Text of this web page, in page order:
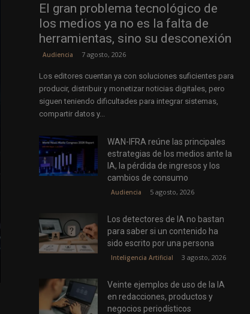
El gran problema tecnológico de
los medios ya no es la falta de
herramientas, sino su desconexión
Audiencia 7 agosto, 2026
Los editores cuentan ya con soluciones suficientes para
producir, distribuir y monetizar noticias digitales, pero
siguen teniendo dificultades para integrar sistemas,
compartir datos y...
WAN-IFRA reúne las principales
estrategias de los medios ante la
IA, la pérdida de ingresos y los
cambios de consumo
Audiencia 5 agosto, 2026
Los detectores de IA no bastan
para saber si un contenido ha
sido escrito por una persona
Inteligencia Artificial 3 agosto, 2026
Veinte ejemplos de uso de la IA
en redacciones, productos y
negocios periodísticos